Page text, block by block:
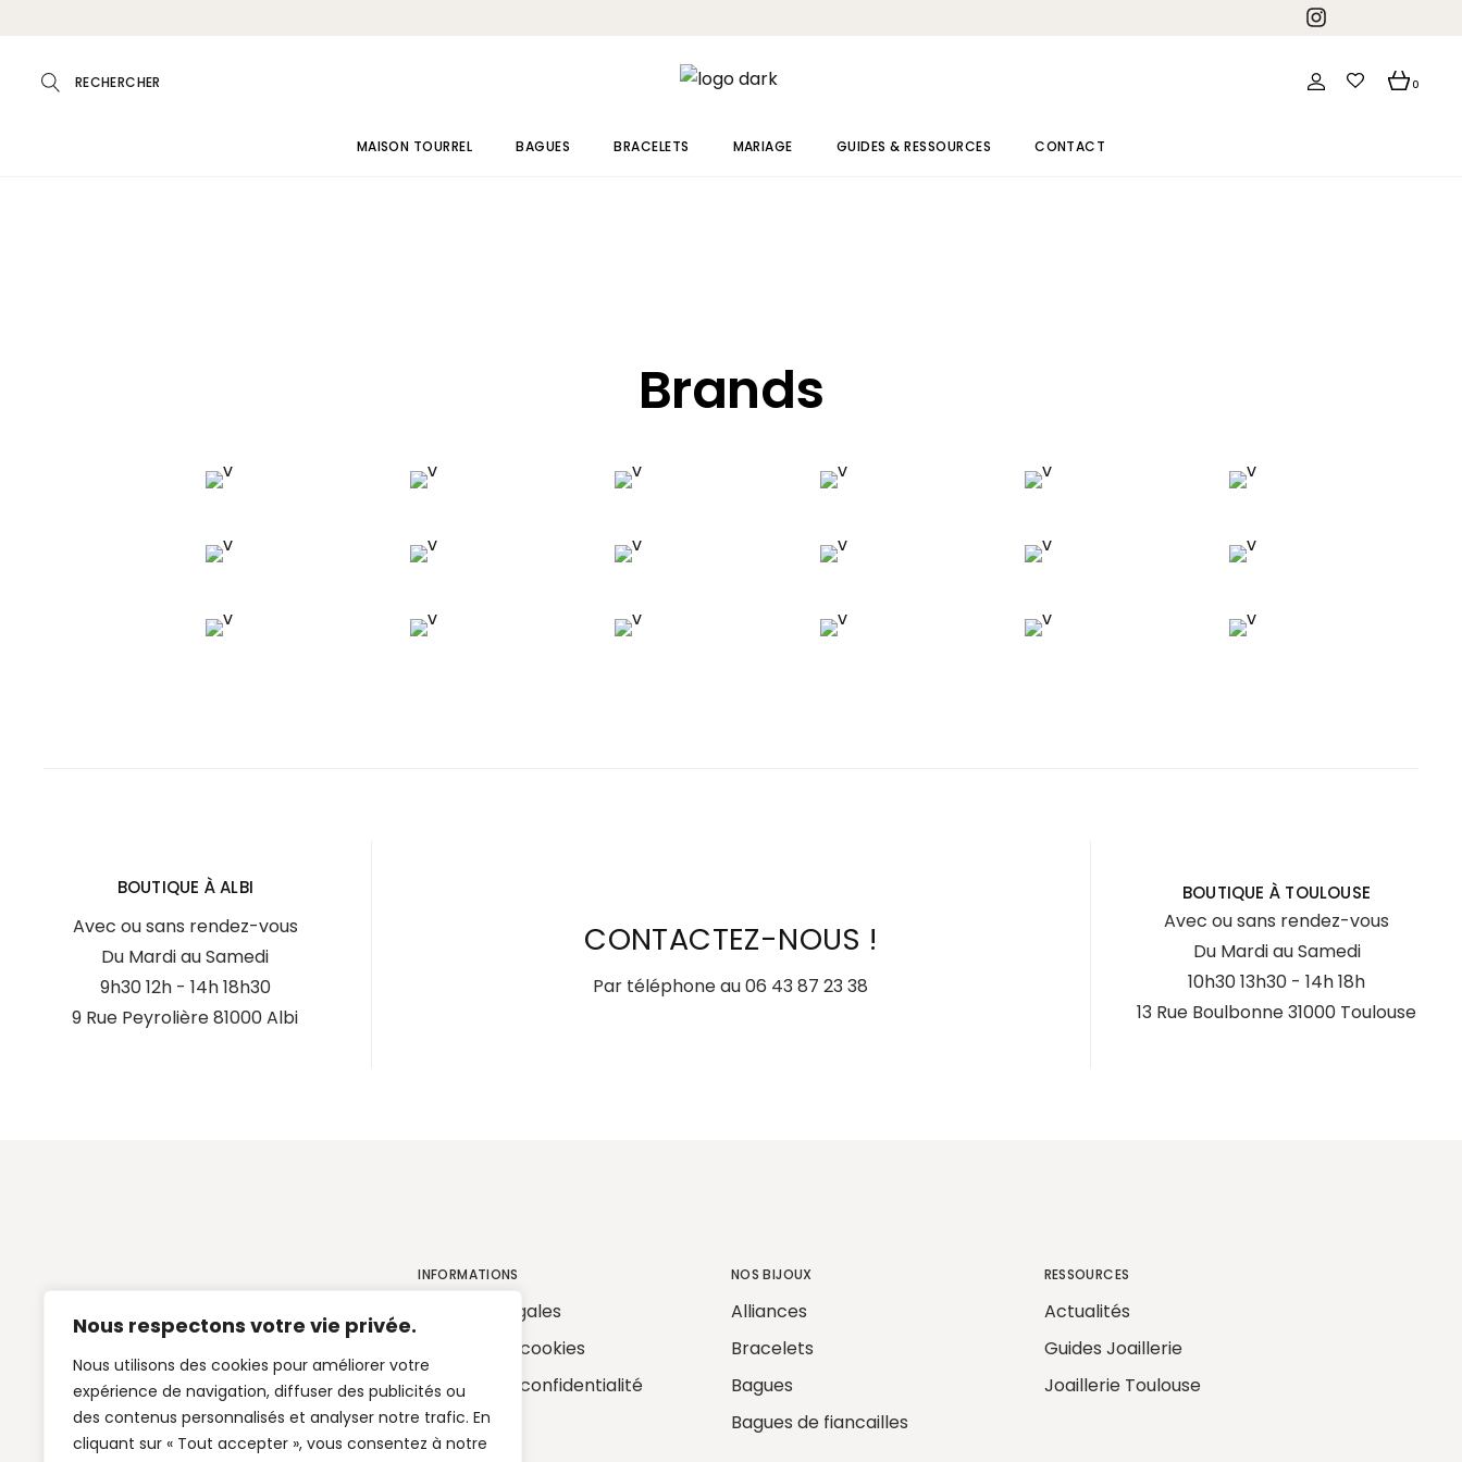
Nous respectons votre vie privée.
Nous utilisons des cookies pour améliorer votre
expérience de navigation, diffuser des publicités ou
des contenus personnalisés et analyser notre trafic. En
cliquant sur « Tout accepter », vous consentez à notre
0
MAISON TOURREL BAGUES BRACELETS MARIAGE GUIDES & RESSOURCES CONTACT
Brands
BOUTIQUE À ALBI
Avec ou sans rendez-vous
Du Mardi au Samedi
9h30 12h - 14h 18h30
9 Rue Peyrolière 81000 Albi
CONTACTEZ-NOUS !
Par téléphone au06 43 87 23 38
BOUTIQUE À TOULOUSE
Avec ou sans rendez-vous
Du Mardi au Samedi
10h30 13h30 - 14h 18h
13 Rue Boulbonne 31000 Toulouse
INFORMATIONS
Mentions légales
Politique de cookies
Politique de confidentialité
NOS BIJOUX
Alliances
Bracelets
Bagues
Bagues de fiancailles
RESSOURCES
Actualités
Guides Joaillerie
Joaillerie Toulouse